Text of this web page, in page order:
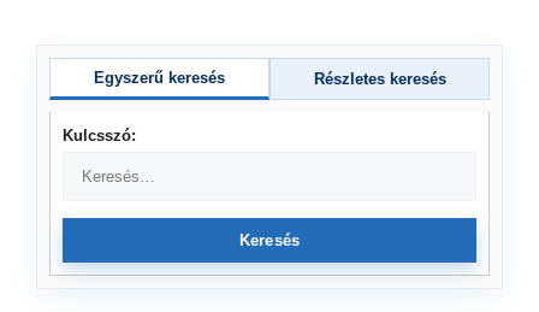
Egyszerű keresés Részletes keresés
Kulcsszó:
Keresés